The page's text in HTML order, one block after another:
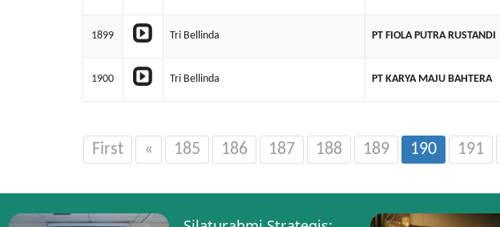
1899 Tri Bellinda PT FIOLA PUTRA RUSTANDI
1900 Tri Bellinda PT KARYA MAJU BAHTERA
First « 185 186 187 188 189 190 191